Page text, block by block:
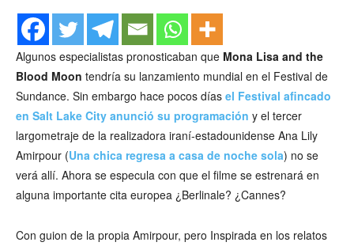
Algunos especialistas pronosticaban que Mona Lisa and the
Blood Moon tendría su lanzamiento mundial en el Festival de
Sundance. Sin embargo hace pocos días el Festival afincado
en Salt Lake City anunció su programación y el tercer
largometraje de la realizadora iraní-estadounidense Ana Lily
Amirpour (Una chica regresa a casa de noche sola) no se
verá allí. Ahora se especula con que el filme se estrenará en
alguna importante cita europea ¿Berlinale? ¿Cannes?
Con guion de la propia Amirpour, pero Inspirada en los relatos